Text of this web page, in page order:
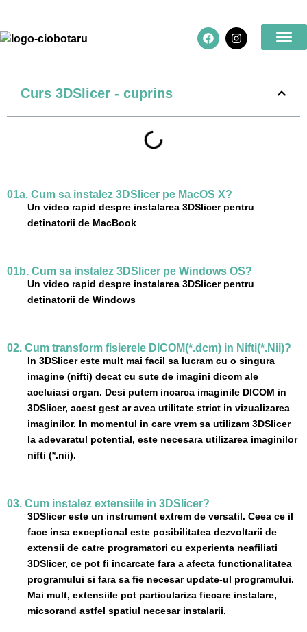
Curs 3DSlicer - cuprins
01a. Cum sa instalez 3DSlicer pe MacOS X?
Un video rapid despre instalarea 3DSlicer pentru
detinatorii de MacBook
01b. Cum sa instalez 3DSlicer pe Windows OS?
Un video rapid despre instalarea 3DSlicer pentru
detinatorii de Windows
02. Cum transform fisierele DICOM(*.dcm) in Nifti(*.Nii)?
In 3DSlicer este mult mai facil sa lucram cu o singura
imagine (nifti) decat cu sute de imagini dicom ale
aceluiasi organ. Desi putem incarca imaginile DICOM in
3DSlicer, acest gest ar avea utilitate strict in vizualizarea
imaginilor. In momentul in care vrem sa utilizam 3DSlicer
la adevaratul potential, este necesara utilizarea imaginilor
nifti (*.nii).
03. Cum instalez extensiile in 3DSlicer?
3DSlicer este un instrument extrem de versatil. Ceea ce il
face insa exceptional este posibilitatea dezvoltarii de
extensii de catre programatori cu experienta neafiliati
3DSlicer, ce pot fi incarcate fara a afecta functionalitatea
programului si fara sa fie necesar update-ul programului.
Mai mult, extensiile pot particulariza fiecare instalare,
micsorand astfel spatiul necesar instalarii.